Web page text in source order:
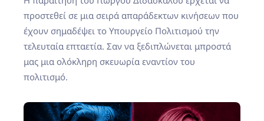
προστεθεί σε μια σειρά απαράδεκτων κινήσεων που
έχουν σημαδέψει το Υπουργείο Πολιτισμού την
τελευταία επταετία. Σαν να ξεδιπλώνεται μπροστά
μας μια ολόκληρη σκευωρία εναντίον του
πολιτισμό.